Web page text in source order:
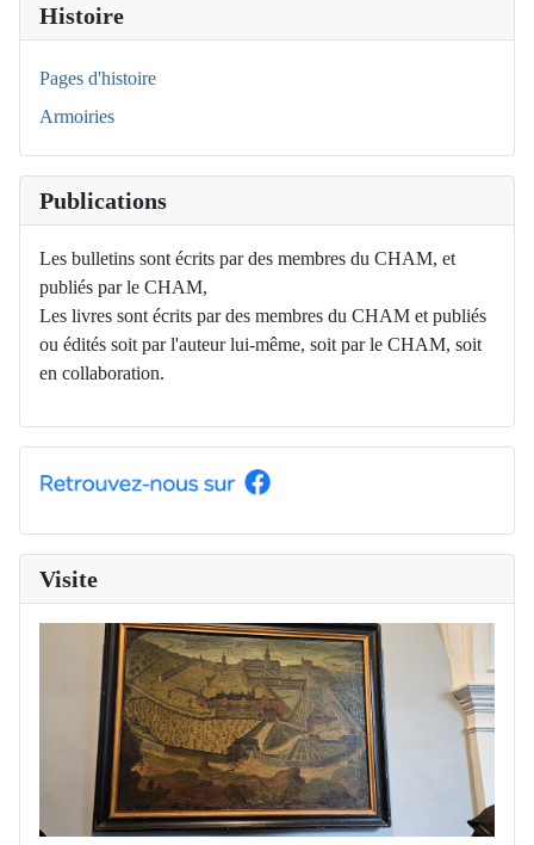
Histoire
Pages d'histoire
Armoiries
Publications
Les bulletins sont écrits par des membres du CHAM, et
publiés par le CHAM,
Les livres sont écrits par des membres du CHAM et publiés
ou édités soit par l'auteur lui-même, soit par le CHAM, soit
en collaboration.
Visite